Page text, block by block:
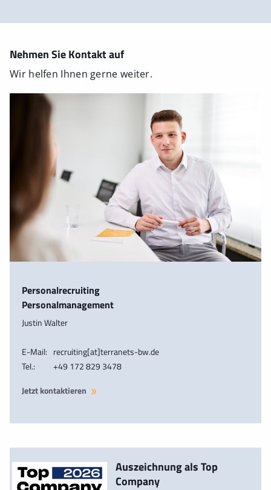
Nehmen Sie Kontakt auf
Wir helfen Ihnen gerne weiter.
Personalrecruiting
Personalmanagement
Justin Walter
E-Mail: recruiting[at]terranets-bw.de
Tel.:
+49 172 829 3478
Jetzt kontaktieren
Auszeichnung als Top
Company